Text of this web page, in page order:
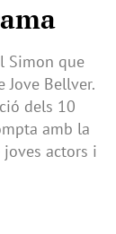
Simon que
Jove Bellver.
dels 10
amb la
actors i